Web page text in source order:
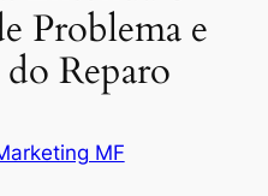
Problema e
Reparo
MF